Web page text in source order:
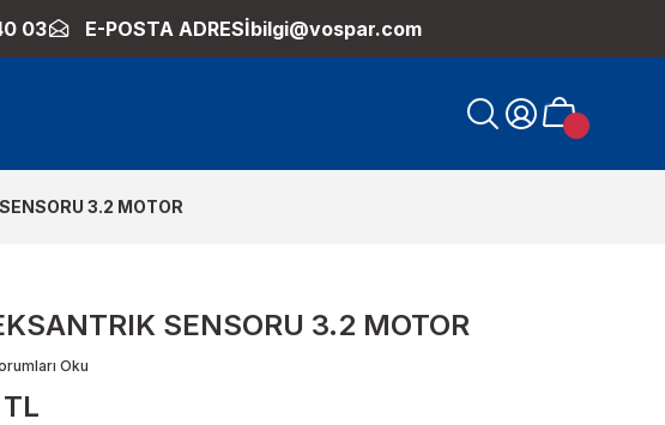
03 E-POSTA ADRESİbilgi@vospar.com
3.2 MOTOR
SENSORU 3.2 MOTOR
Oku